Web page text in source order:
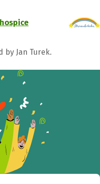
by Jan Turek.
event
donations!